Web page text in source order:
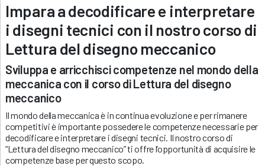
Impara a decodificare e interpretare
i disegni tecnici con il nostro corso di
Lettura del disegno meccanico
Sviluppa e arricchisci competenze nel mondo della
meccanica con il corso di Lettura del disegno
meccanico
Il mondo della meccanica è in continua evoluzione e per rimanere
competitivi è importante possedere le competenze necessarie per
decodificare e interpretare i disegni tecnici. Il nostro corso di
“Lettura del disegno meccanico” ti offre l’opportunità di acquisire le
competenze base per questo scopo.